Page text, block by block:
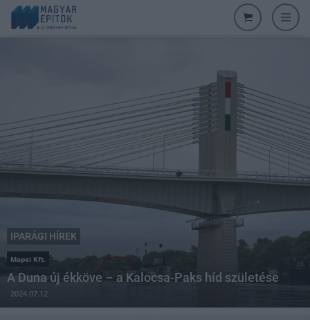
IPARÁGI HÍREK
Mapei Kft.
A Duna új ékköve – a Kalocsa-Paks híd születése
2024.07.12